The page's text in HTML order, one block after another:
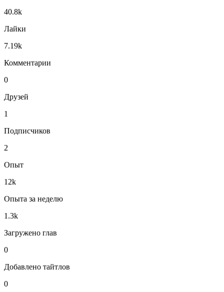
40.8k
Лайки
7.19k
Комментарии
0
Друзей
1
Подписчиков
2
Опыт
12k
Опыта за неделю
1.3k
Загружено глав
0
Добавлено тайтлов
0